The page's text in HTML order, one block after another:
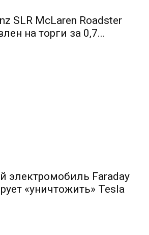
SLR McLaren Roadster
на торги за 0,7...
электромобиль Faraday
«уничтожить» Tesla